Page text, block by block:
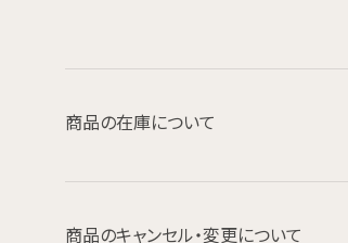
商品の在庫について
商品のキャンセル・変更について